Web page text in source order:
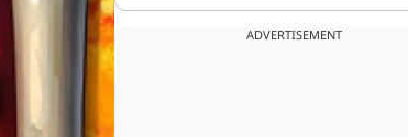
झारखंड: JPSC परीक्षा धांधली मामले में और
ADVERTISEMENT